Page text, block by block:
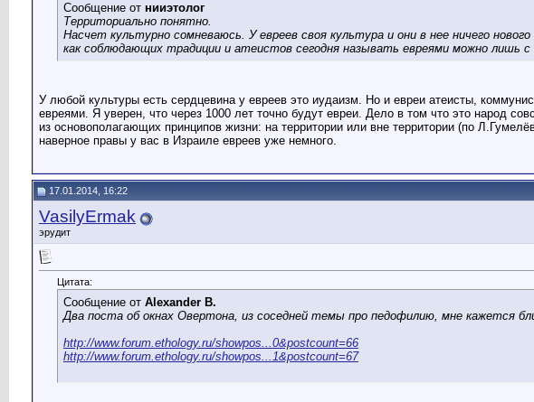
Сообщение от нииэтолог
Территориально понятно.
Насчет культурно сомневаюсь. У евреев своя культура и они в нее ничего
как соблюдающих традиции и атеистов сегодня называть евреями можно лишь с
У любой культуры есть сердцевина у евреев это иудаизм. Но и евреи атеисты,
евреями. Я уверен, что через 1000 лет точно будут евреи. Дело в том что это народ
из основополагающих принципов жизни: на территории или вне территории (по
наверное правы у вас в Израиле евреев уже немного.
17.01.2014, 16:22
VasilyErmak
эрудит
Цитата:
Сообщение от Alexander B.
Два поста об окнах Овертона, из соседней темы про педофилию, мне кажется
http://www.forum.ethology.ru/showpos...0&postcount=66
http://www.forum.ethology.ru/showpos...1&postcount=67